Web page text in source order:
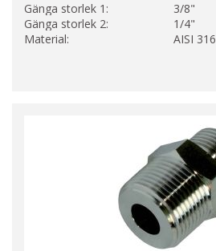
Gänga storlek 1:
3/8"
Gänga storlek 2:
1/4"
Material:
AISI 316